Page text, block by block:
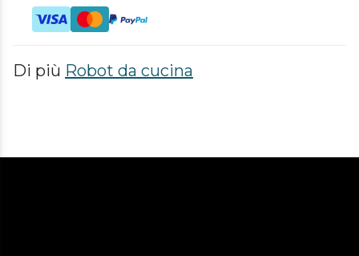
Di più Robot da cucina